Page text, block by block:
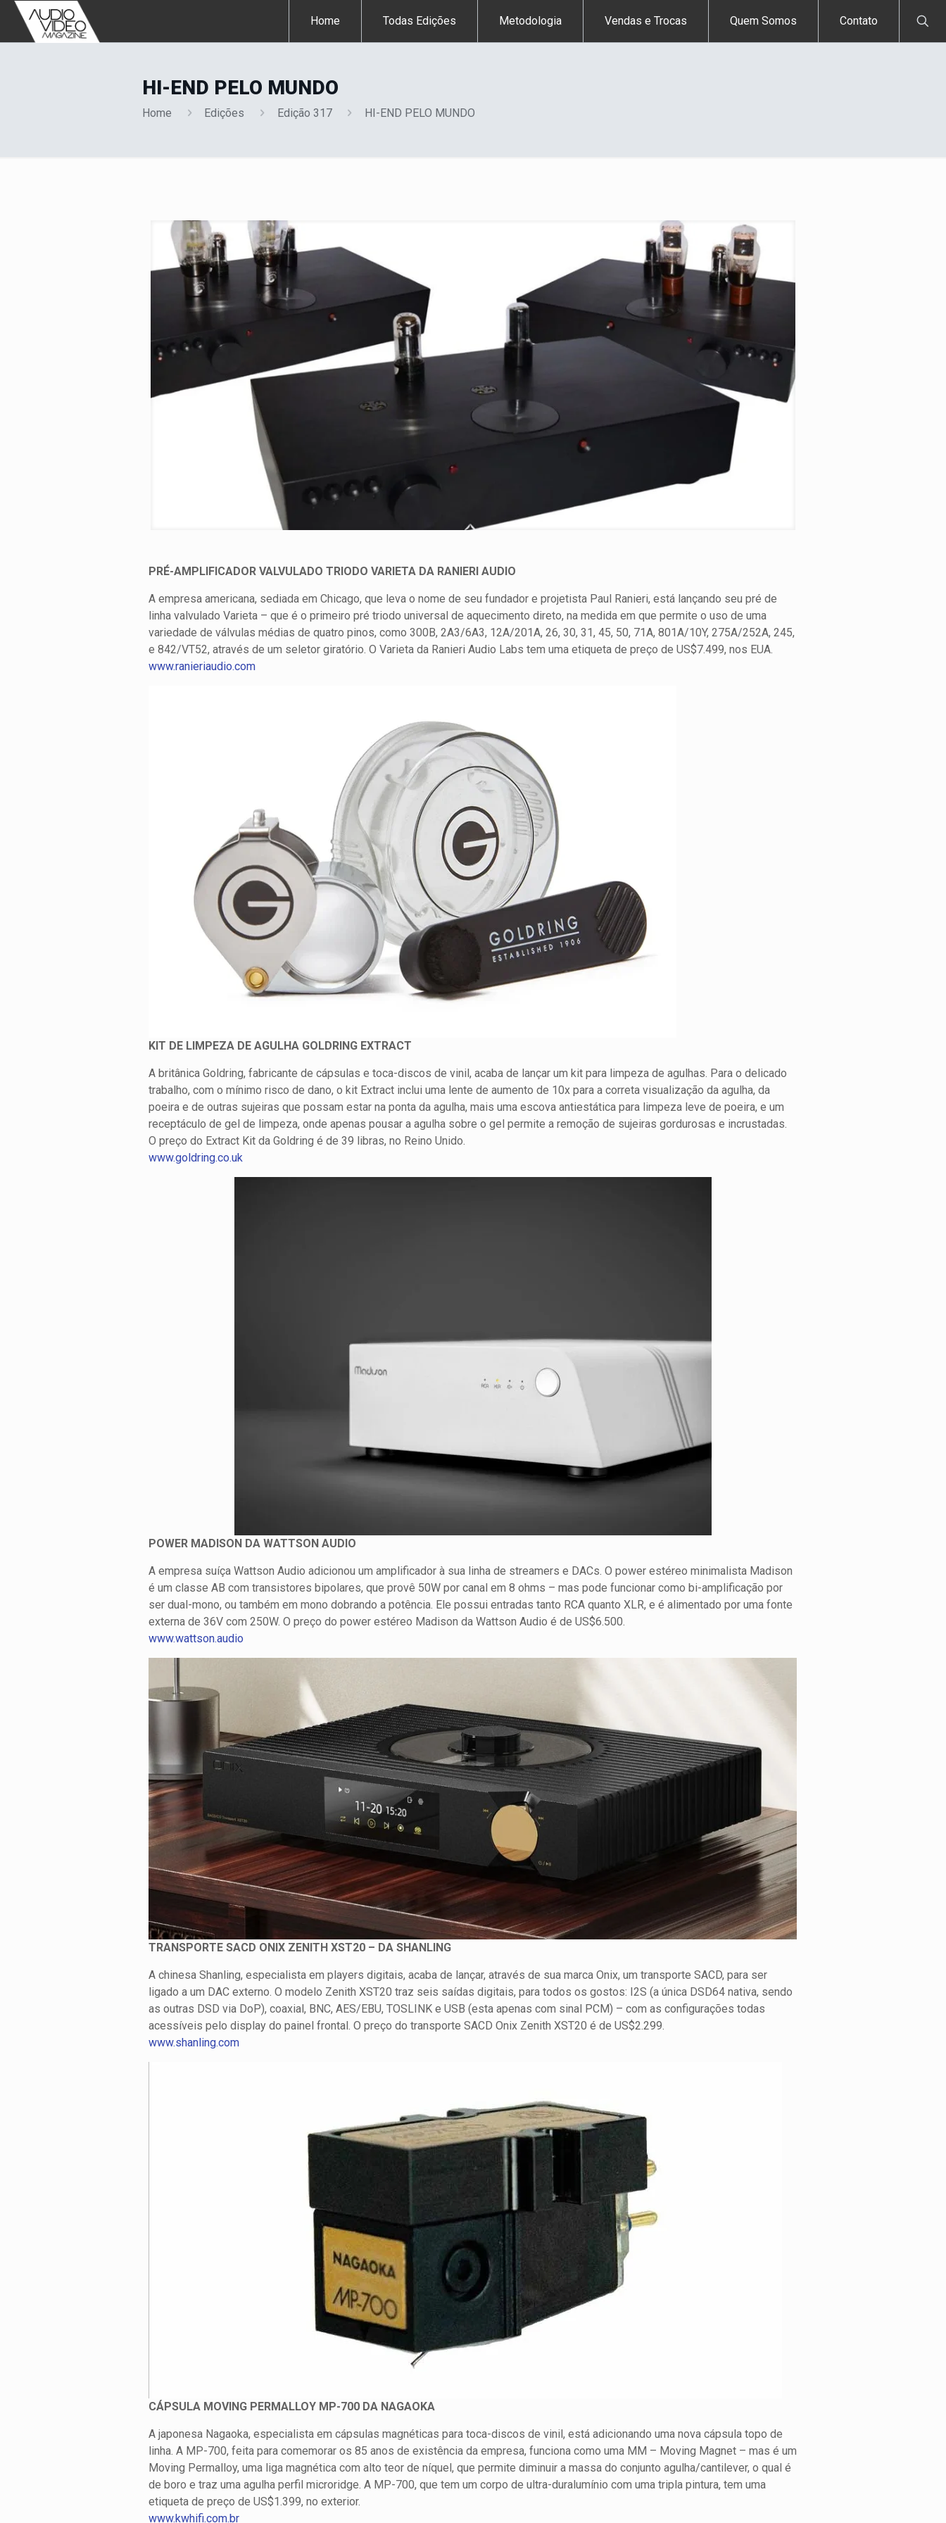
Home Todas Edições Metodologia Vendas e Trocas Quem Somos Contato
HI-END PELO MUNDO
Home Edições Edição 317 HI-END PELO MUNDO
PRÉ-AMPLIFICADOR VALVULADO TRIODO VARIETA DA RANIERI AUDIO
A empresa americana, sediada em Chicago, que leva o nome de seu fundador e projetista Paul Ranieri, está lançando seu pré de
linha valvulado Varieta – que é o primeiro pré triodo universal de aquecimento direto, na medida em que permite o uso de uma
variedade de válvulas médias de quatro pinos, como 300B, 2A3/6A3, 12A/201A, 26, 30, 31, 45, 50, 71A, 801A/10Y, 275A/252A, 245,
e 842/VT52, através de um seletor giratório. O Varieta da Ranieri Audio Labs tem uma etiqueta de preço de US$7.499, nos EUA.
www.ranieriaudio.com
KIT DE LIMPEZA DE AGULHA GOLDRING EXTRACT
A britânica Goldring, fabricante de cápsulas e toca-discos de vinil, acaba de lançar um kit para limpeza de agulhas. Para o delicado
trabalho, com o mínimo risco de dano, o kit Extract inclui uma lente de aumento de 10x para a correta visualização da agulha, da
poeira e de outras sujeiras que possam estar na ponta da agulha, mais uma escova antiestática para limpeza leve de poeira, e um
receptáculo de gel de limpeza, onde apenas pousar a agulha sobre o gel permite a remoção de sujeiras gordurosas e incrustadas.
O preço do Extract Kit da Goldring é de 39 libras, no Reino Unido.
www.goldring.co.uk
POWER MADISON DA WATTSON AUDIO
A empresa suíça Wattson Audio adicionou um amplificador à sua linha de streamers e DACs. O power estéreo minimalista Madison
é um classe AB com transistores bipolares, que provê 50W por canal em 8 ohms – mas pode funcionar como bi-amplificação por
ser dual-mono, ou também em mono dobrando a potência. Ele possui entradas tanto RCA quanto XLR, e é alimentado por uma fonte
externa de 36V com 250W. O preço do power estéreo Madison da Wattson Audio é de US$6.500.
www.wattson.audio
TRANSPORTE SACD ONIX ZENITH XST20 – DA SHANLING
A chinesa Shanling, especialista em players digitais, acaba de lançar, através de sua marca Onix, um transporte SACD, para ser
ligado a um DAC externo. O modelo Zenith XST20 traz seis saídas digitais, para todos os gostos: I2S (a única DSD64 nativa, sendo
as outras DSD via DoP), coaxial, BNC, AES/EBU, TOSLINK e USB (esta apenas com sinal PCM) – com as configurações todas
acessíveis pelo display do painel frontal. O preço do transporte SACD Onix Zenith XST20 é de US$2.299.
www.shanling.com
CÁPSULA MOVING PERMALLOY MP-700 DA NAGAOKA
A japonesa Nagaoka, especialista em cápsulas magnéticas para toca-discos de vinil, está adicionando uma nova cápsula topo de
linha. A MP-700, feita para comemorar os 85 anos de existência da empresa, funciona como uma MM – Moving Magnet – mas é um
Moving Permalloy, uma liga magnética com alto teor de níquel, que permite diminuir a massa do conjunto agulha/cantilever, o qual é
de boro e traz uma agulha perfil microridge. A MP-700, que tem um corpo de ultra-duralumínio com uma tripla pintura, tem uma
etiqueta de preço de US$1.399, no exterior.
www.kwhifi.com.br